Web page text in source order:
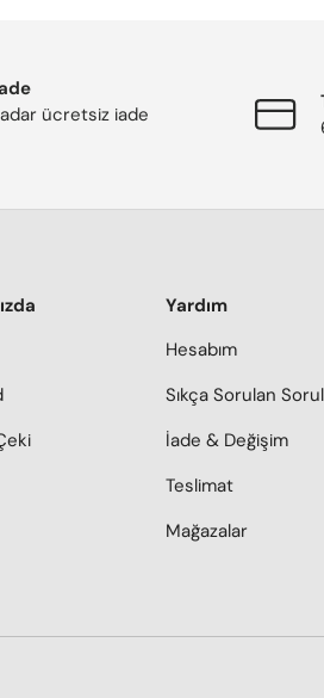
ücretsiz iade
Yardım
Hesabım
Sıkça Sorulan
İade & Değişim
Teslimat
Mağazalar